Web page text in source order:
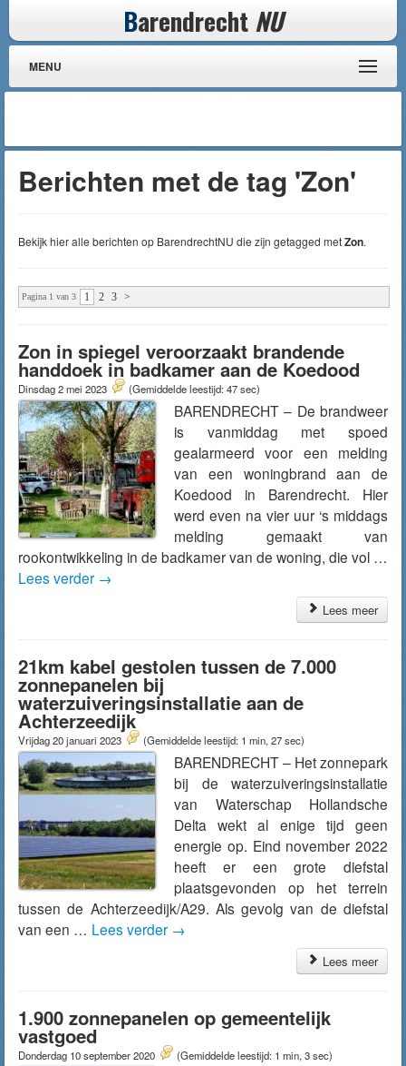
Barendrecht NU
MENU
Berichten met de tag 'Zon'
Bekijk hier alle berichten op BarendrechtNU die zijn getagged metZon.
Pagina 1 van 3 1 2 3 >
Zon in spiegel veroorzaakt brandende
handdoek in badkamer aan de Koedood
Dinsdag 2 mei 2023 (Gemiddelde leestijd: 47 sec)
BARENDRECHT – De brandweer
is vanmiddag met spoed
gealarmeerd voor een melding
van een woningbrand aan de
Koedood in Barendrecht. Hier
werd even na vier uur ‘s middags
melding gemaakt van
rookontwikkeling in de badkamer van de woning, die vol …
Lees verder →
Lees meer
21km kabel gestolen tussen de 7.000
zonnepanelen bij
waterzuiveringsinstallatie aan de
Achterzeedijk
Vrijdag 20 januari 2023 (Gemiddelde leestijd: 1 min, 27 sec)
BARENDRECHT – Het zonnepark
bij de waterzuiveringsinstallatie
van Waterschap Hollandsche
Delta wekt al enige tijd geen
energie op. Eind november 2022
heeft er een grote diefstal
plaatsgevonden op het terrein
tussen de Achterzeedijk/A29. Als gevolg van de diefstal
van een … Lees verder →
Lees meer
1.900 zonnepanelen op gemeentelijk
vastgoed
Donderdag 10 september 2020 (Gemiddelde leestijd: 1 min, 3 sec)